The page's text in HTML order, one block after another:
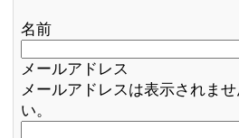
名前
メールアドレス
メールアドレスは表示されま
い。